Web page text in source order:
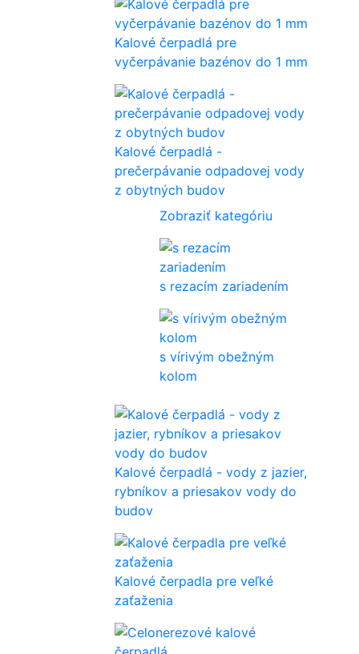
Kalové čerpadlá pre
vyčerpávanie bazénov do 1 mm
Kalové čerpadlá -
prečerpávanie odpadovej vody
z obytných budov
Zobraziť kategóriu
s rezacím zariadením
s vírivým obežným
kolom
Kalové čerpadlá - vody z jazier,
rybníkov a priesakov vody do
budov
Kalové čerpadla pre veľké
zaťaženia